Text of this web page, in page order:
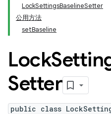
LockSettingsBaselineSetter
公用方法
setBaseline
Lock
Setter
public class